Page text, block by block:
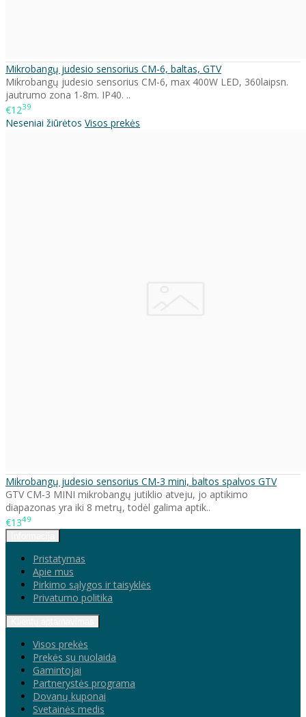
Mikrobangų judesio sensorius CM-6, baltas, GTV
Mikrobangų judesio sensorius CM-6, max 400W LED, 360laipsn.
jautrumo zona 1-8m. IP40. ..
€1239
Neseniai žiūrėtos Visos prekės
Mikrobangų judesio sensorius CM-3 mini, baltos spalvos GTV
GTV CM-3 MINI mikrobangų jutiklio atveju, jo aptikimo
diapazonas yra iki 8 metrų, todėl galima aptik..
€1349
Pristatymas
Apie mus
Pirkimo sąlygos ir taisyklės
Privatumo politika
Visos prekės
Prekės su nuolaida
Gamintojai
Partnerystės programa
Dovanų kuponai
Svetainės medis